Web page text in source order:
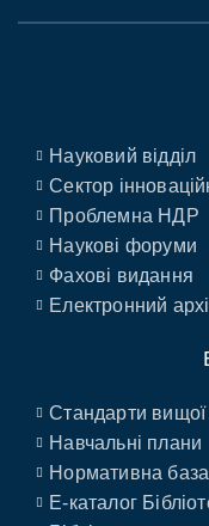
Науковий відділ
Сектор
Проблемна НДР
Наукові форуми
Фахові видання
Електронний
Стандарти вищої
Навчальні плани
Нормативна база
E-каталог